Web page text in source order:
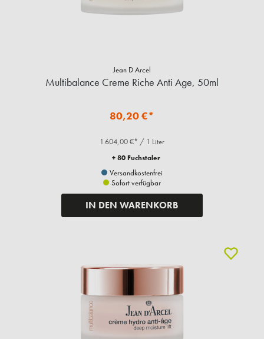
Jean D Arcel
Multibalance Creme Riche Anti Age, 50ml
80,20 €*
1.604,00 €* / 1 Liter
+ 80 Fuchstaler
Versandkostenfrei
Sofort verfügbar
IN DEN WARENKORB